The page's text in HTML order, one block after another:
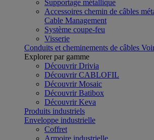
Supportage métallique
Accessoires chemin de câbles
Cable Management
Système coupe-feu
Visserie
Conduits et cheminements de câbles
Explorer par gamme
Découvrir Drivia
Découvrir CABLOFIL
Découvrir Mosaic
Découvrir Batibox
Découvrir Keva
Produits industriels
Enveloppe industrielle
Coffret
Armoire industrielle